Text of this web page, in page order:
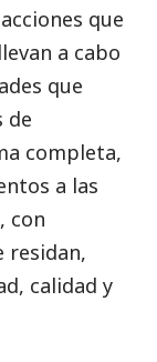
que
a cabo
que
de
completa,
a las
con
residan,
calidad y